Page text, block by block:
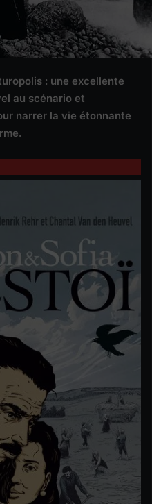
: une excellente
au scénario et
narrer la vie étonnante